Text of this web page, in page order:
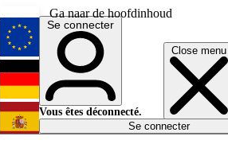
Ga naar de hoofdinhoud
Close menu
English
Deutsch
Español
Se connecter
Vous êtes déconnecté.
Se connecter